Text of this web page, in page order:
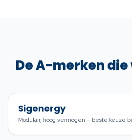
De A-merken
Sigenergy
Modulair, hoog vermogen — beste keuze